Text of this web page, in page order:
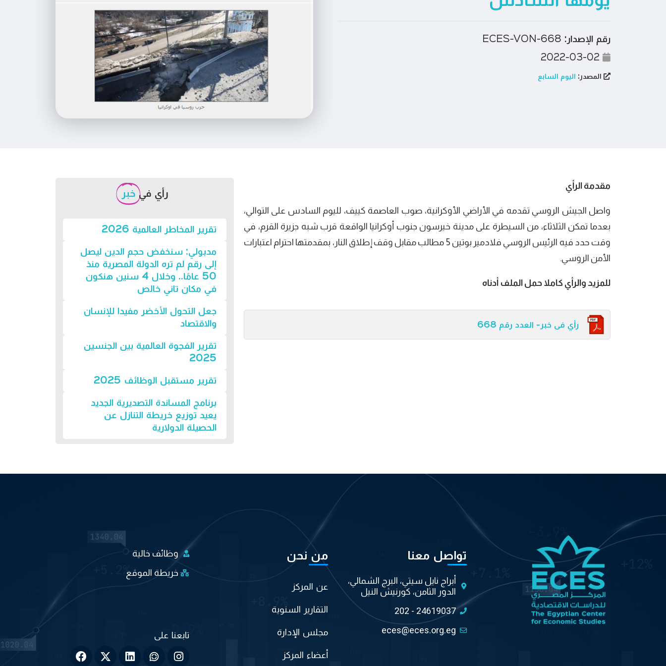
رقم الإصدار:
المصدر: اليوم السابع
مقدمة الرأي
واصل الجيش الروسي تقدمه في الأراضي الأوكرانية، صوب العاصمة كييف، لليوم السادس على التوالي،
بعدما تمكن الثلاثاء، من السيطرة على مدينة خيرسون جنوب أوكرانيا الواقعة قرب شبه جزيرة القرم، في
وقت حدد فيه الرئيس الروسي فلادمير بوتين 5 مطالب مقابل وقف إطلاق النار، بمقدمتها احترام اعتبارات
الأمن الروسي.
للمزيد والرأي كاملا حمل الملف أدناه
رأي فى خبر- العدد رقم 668
رأي في خبر
تقرير المخاطر العالمية 2026
مدبولي: سنخفض حجم الدين ليصل
إلى رقم لم تره الدولة المصرية منذ
50 عامًا.. وخلال 4 سنين هنكون
في مكان تاني خالص
جعل التحول الأخضر مفيدا للإنسان
والاقتصاد
تقرير الفجوة العالمية بين الجنسين
2025
تقرير مستقبل الوظائف 2025
برنامج المساندة التصديرية الجديد
يعيد توزيع خريطة التنازل عن
الحصيلة الدولارية
تواصل معنا
أبراج نايل سيتي، البرج الشمالي،
الدور الثامن، كورنيش النيل
202 - 24619037
eces@eces.org.eg
من نحن
عن المركز
التقارير السنوية
مجلس الإدارة
أعضاء المركز
وظائف خالية
خريطة الموقع